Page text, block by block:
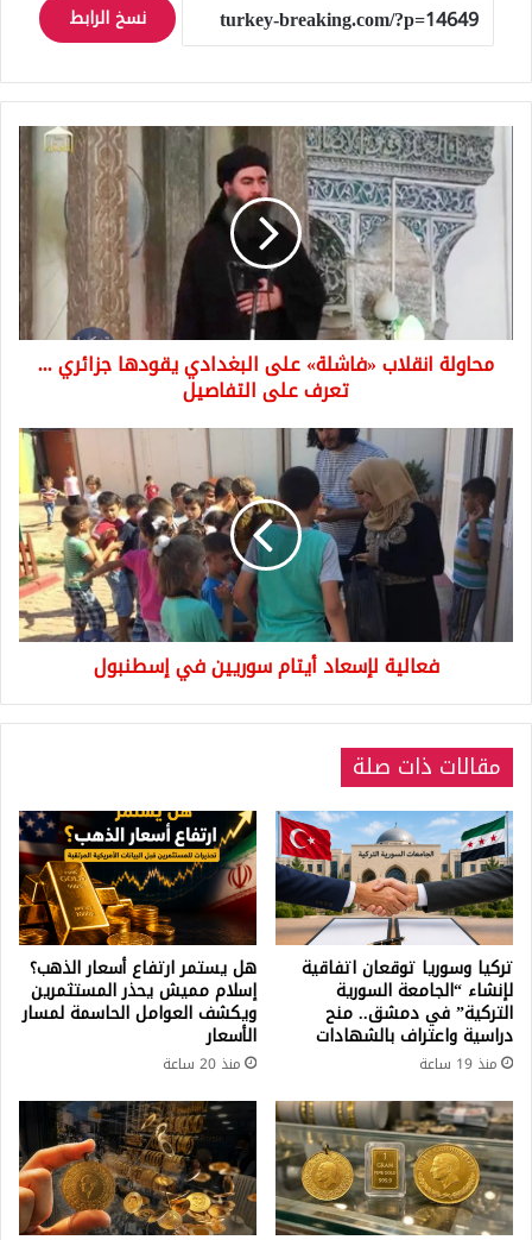
نسخ الرابط
محاولة
انقلاب
«فاشلة»
البغدادي
تعرف
علىمحاولة انقلاب «فاشلة» على البغدادي يقودها جزائري ...
تعرف على التفاصيل
فعالية
لإسعاد
أيتام
سوريين
في
إسطنبول
فعالية لإسعاد أيتام سوريين في إسطنبول
مقالات ذات صلة
تركيا وسوريا توقعان اتفاقية
لإنشاء “الجامعة السورية
التركية” في دمشق.. منح
دراسية واعتراف بالشهادات
منذ 19 ساعة
هل يستمر ارتفاع أسعار الذهب؟
إسلام مميش يحذر المستثمرين
ويكشف العوامل الحاسمة لمسار
الأسعار
منذ 20 ساعة